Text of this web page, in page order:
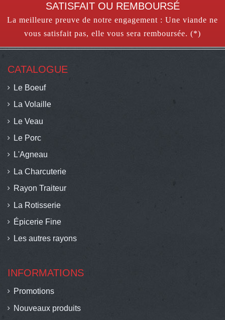
SATISFAIT OU REMBOURSÉ
La meilleure preuve de notre engagement : Une viande ne
vous satisfait pas, elle vous sera remboursée. (*)
CATALOGUE
Le Boeuf
La Volaille
Le Veau
Le Porc
L'Agneau
La Charcuterie
Rayon Traiteur
La Rotisserie
Épicerie Fine
Les autres rayons
INFORMATIONS
Promotions
Nouveaux produits